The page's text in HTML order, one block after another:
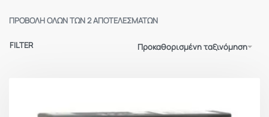
ΠΡΟΒΟΛΉ ΌΛΩΝ ΤΩΝ 2 ΑΠΟΤΕΛΕΣΜΆΤΩΝ
Προκαθορισμένη ταξινόμηση
FILTER